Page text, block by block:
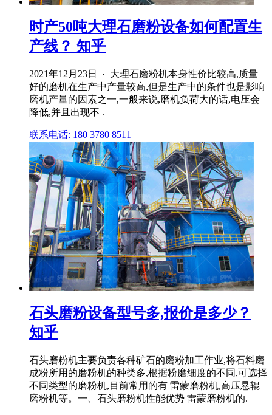
时产50吨大理石磨粉设备如何配置生
产线？ 知乎
2021年12月23日 · 大理石磨粉机本身性价比较高,质量
好的磨机在生产中产量较高,但是生产中的条件也是影响
磨机产量的因素之一,一般来说,磨机负荷大的话,电压会
降低,并且出现不 .
联系电话: 180 3780 8511
石头磨粉设备型号多,报价是多少？
知乎
石头磨粉机主要负责各种矿石的磨粉加工作业,将石料磨
成粉所用的磨粉机的种类多,根据粉磨细度的不同,可选择
不同类型的磨粉机,目前常用的有 雷蒙磨粉机,高压悬辊
磨粉机等。一、石头磨粉机性能优势 雷蒙磨粉机的.